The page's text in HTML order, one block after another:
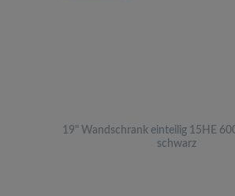
19" Wandschrank einteilig 15HE
schwarz